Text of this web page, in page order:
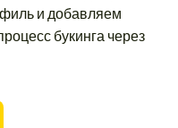
и добавляем
букинга через